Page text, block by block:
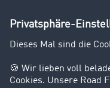
Unternehmen
Kunden werben
Success Stories